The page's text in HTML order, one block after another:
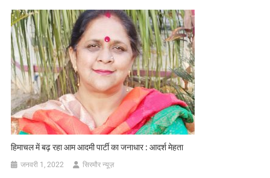
हिमाचल में बढ़ रहा आम आदमी पार्टी का जनाधार : आदर्श मेहता
जनवरी 1, 2022 सिरमौर न्यूज़